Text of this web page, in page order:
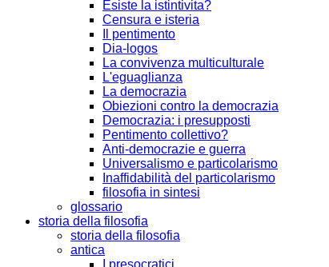
Esiste la istintivita?
Censura e isteria
Il pentimento
Dia-logos
La convivenza multiculturale
L'eguaglianza
La democrazia
Obiezioni contro la democrazia
Democrazia: i presupposti
Pentimento collettivo?
Anti-democrazie e guerra
Universalismo e particolarismo
Inaffidabilità del particolarismo
filosofia in sintesi
glossario
storia della filosofia
storia della filosofia
antica
I presocratici